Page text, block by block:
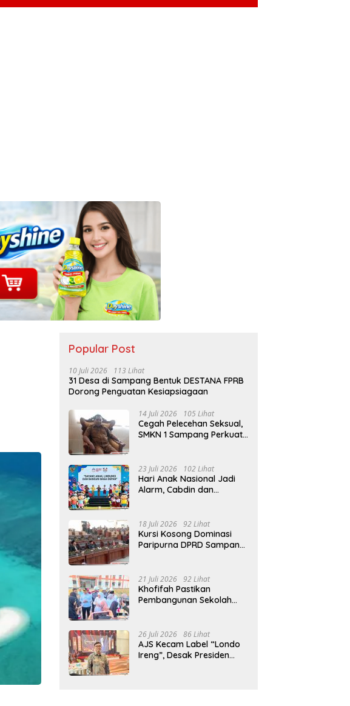
Popular Post
10 Juli 2026 113 Lihat
31 Desa di Sampang Bentuk DESTANA FPRB
Dorong Penguatan Kesiapsiagaan
14 Juli 2026 105 Lihat
Cegah Pelecehan Seksual,
SMKN 1 Sampang Perkuat
23 Juli 2026 102 Lihat
Hari Anak Nasional Jadi
Alarm, Cabdin dan
Kekerasan Seksual Anak
18 Juli 2026 92 Lihat
Kursi Kosong Dominasi
Paripurna DPRD Sampang,
21 Juli 2026 92 Lihat
Khofifah Pastikan
Pembangunan Sekolah
Indonesia Emas
26 Juli 2026 86 Lihat
AJS Kecam Label “Londo
Ireng”, Desak Presiden